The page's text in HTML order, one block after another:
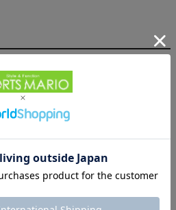
-
人のレビュー